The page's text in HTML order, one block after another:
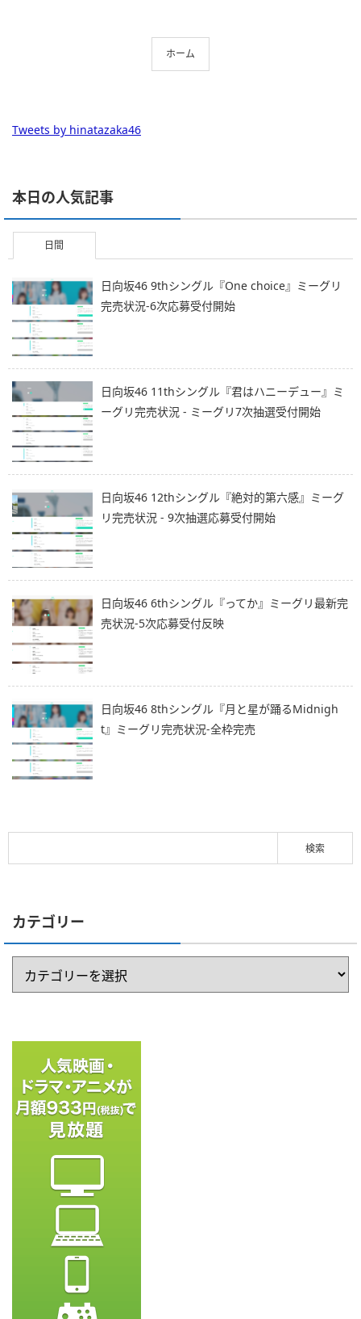
ホーム
Tweets by hinatazaka46
本日の人気記事
日間
日向坂46 9thシングル『One choice』ミーグリ
完売状況-6次応募受付開始
日向坂46 11thシングル『君はハニーデュー』ミ
ーグリ完売状況 - ミーグリ7次抽選受付開始
日向坂46 12thシングル『絶対的第六感』ミーグ
リ完売状況 - 9次抽選応募受付開始
日向坂46 6thシングル『ってか』ミーグリ最新完
売状況-5次応募受付反映
日向坂46 8thシングル『月と星が踊るMidnigh
t』ミーグリ完売状況-全枠完売
カテゴリー